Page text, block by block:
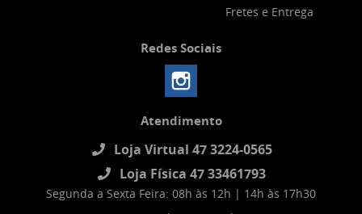
Fretes e Entrega
Redes Sociais
Atendimento
Loja Virtual 47 3224-0565
Loja Física 47 33461793
Segunda a Sexta Feira: 08h às 12h | 14h às 17h30